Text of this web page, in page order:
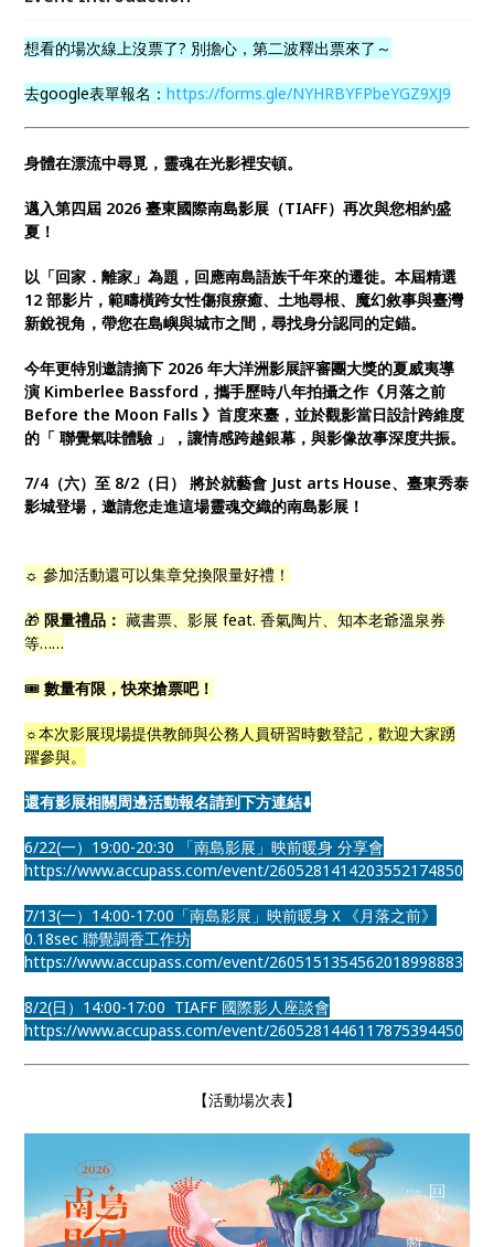
想看的場次線上沒票了? 別擔心，第二波釋出票來了～
去google表單報名：https://forms.gle/NYHRBYFPbeYGZ9XJ9
身體在漂流中尋覓，靈魂在光影裡安頓。
邁入第四屆 2026 臺東國際南島影展（TIAFF）再次與您相約盛
夏！
以「回家．離家」為題，回應南島語族千年來的遷徙。本屆精選
12 部影片，範疇橫跨女性傷痕療癒、土地尋根、魔幻敘事與臺灣
新銳視角，帶您在島嶼與城市之間，尋找身分認同的定錨。
今年更特別邀請摘下 2026 年大洋洲影展評審團大獎的夏威夷導
演 Kimberlee Bassford，攜手歷時八年拍攝之作《月落之前
Before the Moon Falls 》首度來臺，並於觀影當日設計跨維度
的「 聯覺氣味體驗 」，讓情感跨越銀幕，與影像故事深度共振。
7/4（六）至 8/2（日） 將於就藝會 Just arts House、臺東秀泰
影城登場，邀請您走進這場靈魂交織的南島影展！
☼ 參加活動還可以集章兌換限量好禮！
🎁限量禮品： 藏書票、影展 feat. 香氣陶片、知本老爺溫泉券
等……
🎟️數量有限，快來搶票吧！
☼本次影展現場提供教師與公務人員研習時數登記，歡迎大家踴
躍參與。
還有影展相關周邊活動報名請到下方連結⬇️
6/22(一）19:00-20:30 「南島影展」映前暖身 分享會
https://www.accupass.com/event/2605281414203552174850
7/13(一）14:00-17:00「南島影展」映前暖身Ｘ《月落之前》
0.18sec 聯覺調香工作坊
https://www.accupass.com/event/2605151354562018998883
8/2(日）14:00-17:00 TIAFF 國際影人座談會
https://www.accupass.com/event/2605281446117875394450
【活動場次表】